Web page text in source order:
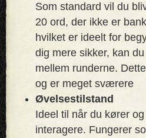
Som standard vil du
20 ord, der ikke er
hvilket er ideelt for
dig mere sikker, kan
mellem runderne.
og er meget sværere
Øvelsestilstand
Ideel til når du kører
interagere. Fungerer